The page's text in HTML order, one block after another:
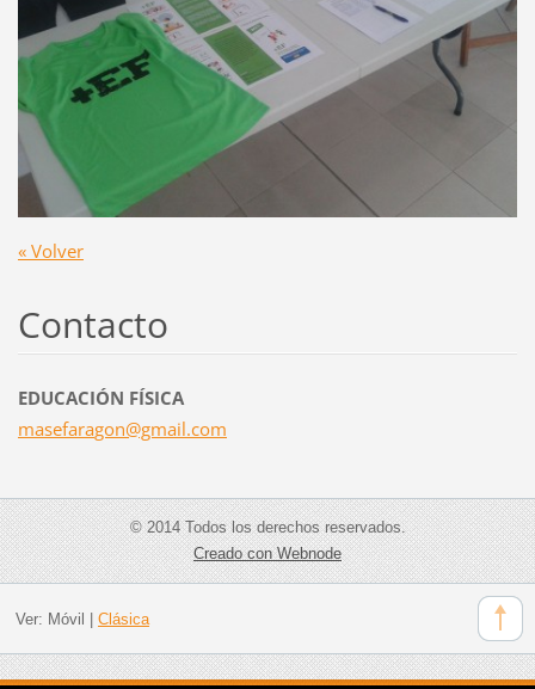
« Volver
Contacto
EDUCACIÓN FÍSICA
masefaragon@gmail.com
© 2014 Todos los derechos reservados.
Creado con Webnode
Ver: Móvil Clásica